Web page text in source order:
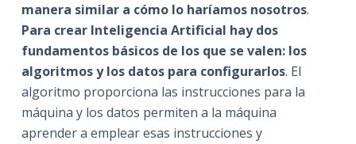
manera similar a cómo lo haríamos nosotros.
Para crear Inteligencia Artificial hay dos
fundamentos básicos de los que se valen: los
algoritmos y los datos para configurarlos. El
algoritmo proporciona las instrucciones para la
máquina y los datos permiten a la máquina
aprender a emplear esas instrucciones y